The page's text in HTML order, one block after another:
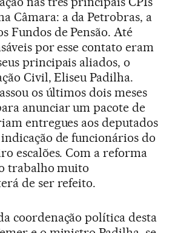
Câmara: a da Petrobras, a
Fundos de Pensão. Até
por esse contato eram
principais aliados, o
Civil, Eliseu Padilha.
os últimos dois meses
anunciar um pacote de
entregues aos deputados
de funcionários do
escalões. Com a reforma
trabalho muito
de ser refeito.
coordenação política desta